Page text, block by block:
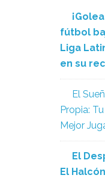
fútbol
Liga
en su
El
Propia:
Mejor
El
El